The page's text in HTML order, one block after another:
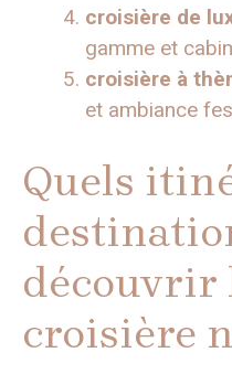
croisière de
gamme et
croisière à
et ambiance
Quels
découvrir
croisière